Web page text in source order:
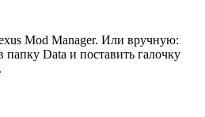
Mod Manager. Или вручную:
Data и поставить галочку